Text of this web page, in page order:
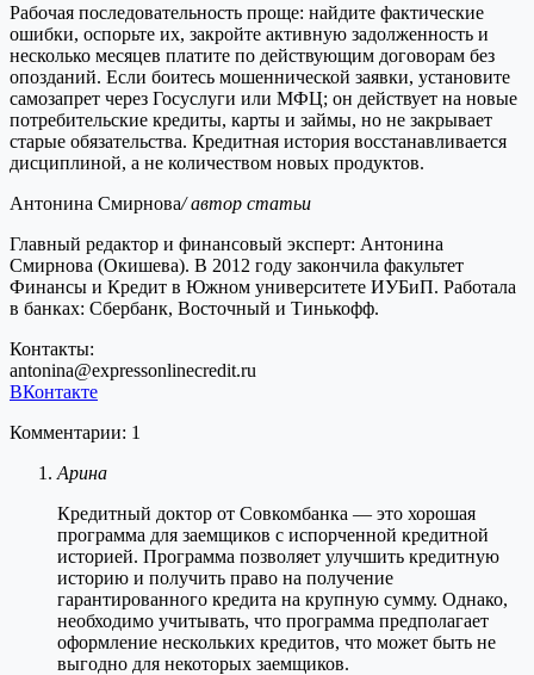
Рабочая последовательность проще: найдите фактические
ошибки, оспорьте их, закройте активную задолженность и
несколько месяцев платите по действующим договорам без
опозданий. Если боитесь мошеннической заявки, установите
самозапрет через Госуслуги или МФЦ; он действует на новые
потребительские кредиты, карты и займы, но не закрывает
старые обязательства. Кредитная история восстанавливается
дисциплиной, а не количеством новых продуктов.
Антонина Смирнова/ автор статьи
Главный редактор и финансовый эксперт: Антонина
Смирнова (Окишева). В 2012 году закончила факультет
Финансы и Кредит в Южном университете ИУБиП. Работала
в банках: Сбербанк, Восточный и Тинькофф.
Контакты:
antonina@expressonlinecredit.ru
ВКонтакте
Комментарии: 1
Арина
Кредитный доктор от Совкомбанка — это хорошая
программа для заемщиков с испорченной кредитной
историей. Программа позволяет улучшить кредитную
историю и получить право на получение
гарантированного кредита на крупную сумму. Однако,
необходимо учитывать, что программа предполагает
оформление нескольких кредитов, что может быть не
выгодно для некоторых заемщиков.